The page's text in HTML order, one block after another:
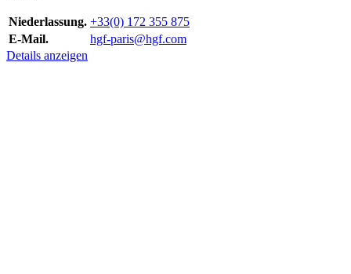
Niederlassung. +33(0) 172 355 875
E-Mail.
hgf-paris@hgf.com
Details anzeigen